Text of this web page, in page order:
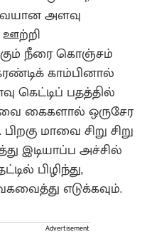
அளவு
ஊற்றி
நீரை கொஞ்சம்
காம்பினால்
கெட்டிப் பதத்தில்
கைகளால் ஒருசேர
மாவை சிறு சிறு
இடியாப்ப அச்சில்
பிழிந்து,
எடுக்கவும்.
Advertisement